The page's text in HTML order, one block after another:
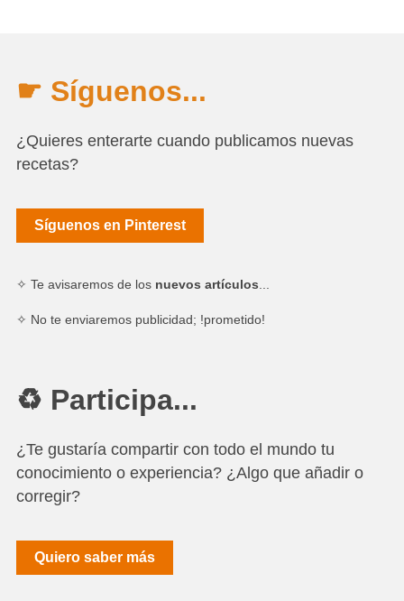
☛ Síguenos...
¿Quieres enterarte cuando publicamos nuevas
recetas?
Síguenos en Pinterest
✧ Te avisaremos de los nuevos artículos
✧ No te enviaremos publicidad; !prometido!
♻ Participa...
¿Te gustaría compartir con todo el mundo tu
conocimiento o experiencia? ¿Algo que añadir o
corregir?
Quiero saber más